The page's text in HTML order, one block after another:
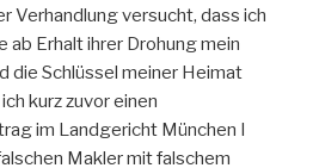
Verhandlung versucht, dass ich
ab Erhalt ihrer Drohung mein
die Schlüssel meiner Heimat
kurz zuvor einen
im Landgericht München I
Makler mit falschem